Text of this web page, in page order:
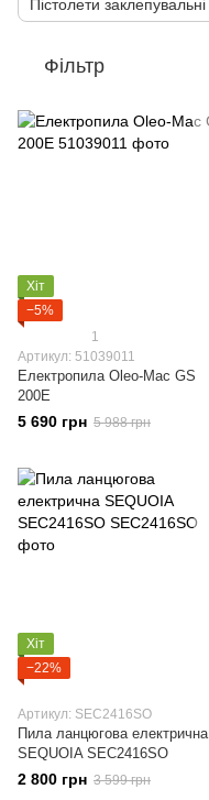
Пістолети заклепувальні
Фільтр
Хіт
−5%
1
Артикул: 51039011
Електропила Oleo-Mac GS
200Е
5 690 грн 5 988 грн
Хіт
−22%
Артикул: SEC2416SO
Пила ланцюгова електрична
SEQUOIA SEC2416SO
2 800 грн 3 599 грн